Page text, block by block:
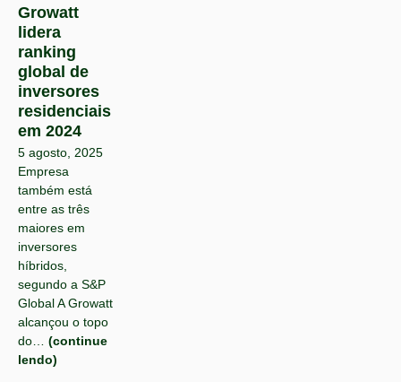
Growatt
lidera
ranking
global de
inversores
residenciais
em 2024
5 agosto, 2025
Empresa
também está
entre as três
maiores em
inversores
híbridos,
segundo a S&P
Global A Growatt
alcançou o topo
do… (continue
lendo)